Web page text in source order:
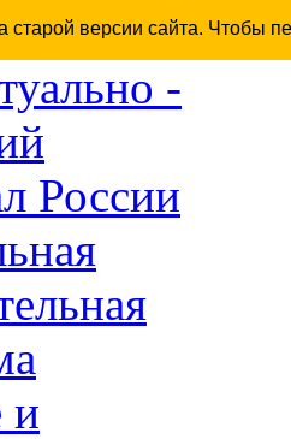
старой версии сайта. Чтобы
-
России
и